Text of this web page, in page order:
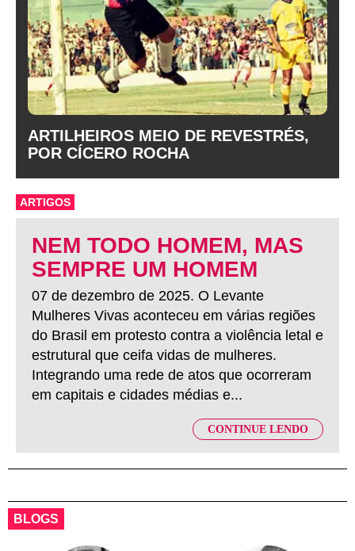
ARTILHEIROS MEIO DE REVESTRÉS,
POR CÍCERO ROCHA
ARTIGOS
NEM TODO HOMEM, MAS
SEMPRE UM HOMEM
07 de dezembro de 2025. O Levante
Mulheres Vivas aconteceu em várias regiões
do Brasil em protesto contra a violência letal e
estrutural que ceifa vidas de mulheres.
Integrando uma rede de atos que ocorreram
em capitais e cidades médias e...
CONTINUE LENDO
BLOGS